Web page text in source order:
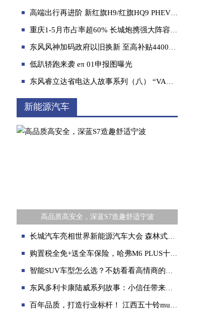
牛年喜提“牛”车 传祺M6这波新春福利你一定
高端出行再进阶 新红旗H9/红旗HQ9 PHEV 长春上市
重庆1-5月市占率超60% 长城炮携强大阵容强势登陆重庆车展
东风风神加码政府以旧换新 至高补贴44000元
低趴轿跑来袭 eπ 01申报图曝光
东风睿立达省电达人故事系列（八） “VAN”转人生：从油转电 杨癸华的“经济小账本”
新能源汽车
高品质高安全，深蓝S7造趣舒适宁波
长城汽车亮相世界新能源汽车大会 森林式生态体系已初显成效
购置税全免+送全车保险，哈弗M6 PLUS十月钜惠超值来袭
智能SUV车型怎么选？不妨看看高情商的学霸车型
东风多利卡康陆威系列故事：小信任带来大惊喜，陈树喜的“平凡智慧”
百年品质，打造行业标杆！ 江西五十铃mu-X牧游侠、铃拓“汽油天团”开启预售